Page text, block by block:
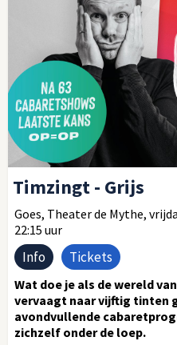
Timzingt - Grijs
Goes, Theater de Mythe,
22:15 uur
Info Tickets
Wat doe je als de wereld
vervaagt naar vijftig tinten
avondvullende
zichzelf onder de loep.